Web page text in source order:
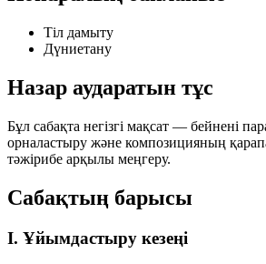
Тіл дамыту
Дүниетану
Назар аударатын тұс
Бұл сабақта негізгі мақсат — бейнені
орналастыру және композицияның
тәжірибе арқылы меңгеру.
Сабақтың барысы
I. Ұйымдастыру кезеңі